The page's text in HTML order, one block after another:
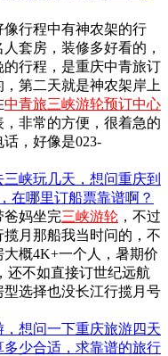
行程中有神农架的行
套房，装修多好看的，
行程，是重庆中青旅订
第二天就是神农架岸上
中青旅三峡游轮预订中心
非常的方便，很着急的
，好像是023-
峡玩几天，想问重庆到
在哪里订船票靠谱啊？
爸妈坐完三峡游轮 ，不过
月那船我当时问的，不
概4K+一个人，暑期价
还不如直接订世纪远航
选择也没长江行揽月号
想问一下重庆旅游四天
少合适，求靠谱的旅行